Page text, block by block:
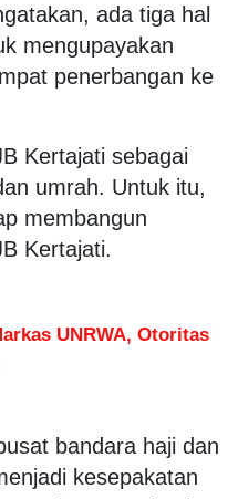
ada tiga hal
mengupayakan
penerbangan ke
Kertajati sebagai
umrah. Untuk itu,
membangun
Kertajati.
UNRWA, Otoritas
bandara haji dan
kesepakatan